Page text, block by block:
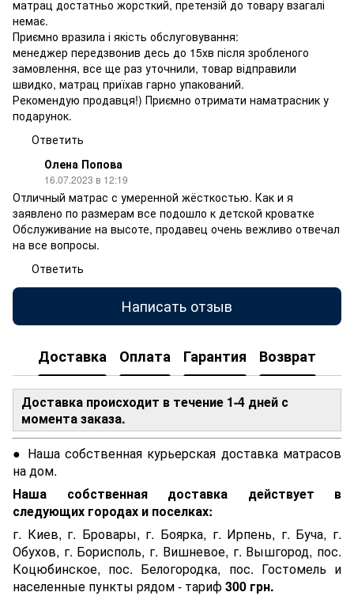
матрац достатньо жорсткий, претензій до товару взагалі
немає.
Приємно вразила і якість обслуговування:
менеджер передзвонив десь до 15хв після зробленого
замовлення, все ще раз уточнили, товар відправили
швидко, матрац приїхав гарно упакований.
Рекомендую продавця!) Приємно отримати наматрасник у
подарунок.
Ответить
Олена Попова
16.07.2023 в 12:19
Отличный матрас с умеренной жёсткостью. Как и я
заявлено по размерам все подошло к детской кроватке
Обслуживание на высоте, продавец очень вежливо отвечал
на все вопросы.
Ответить
Написать отзыв
Доставка Оплата Гарантия Возврат
Доставка происходит в течение 1-4 дней с
момента заказа.
● Наша собственная курьерская доставка матрасов
на дом.
Наша собственная доставка действует в
следующих городах и поселках:
г. Киев, г. Бровары, г. Боярка, г. Ирпень, г. Буча, г.
Обухов, г. Борисполь, г. Вишневое, г. Вышгород, пос.
Коцюбинское, пос. Белогородка, пос. Гостомель и
населенные пункты рядом - тариф300 грн.